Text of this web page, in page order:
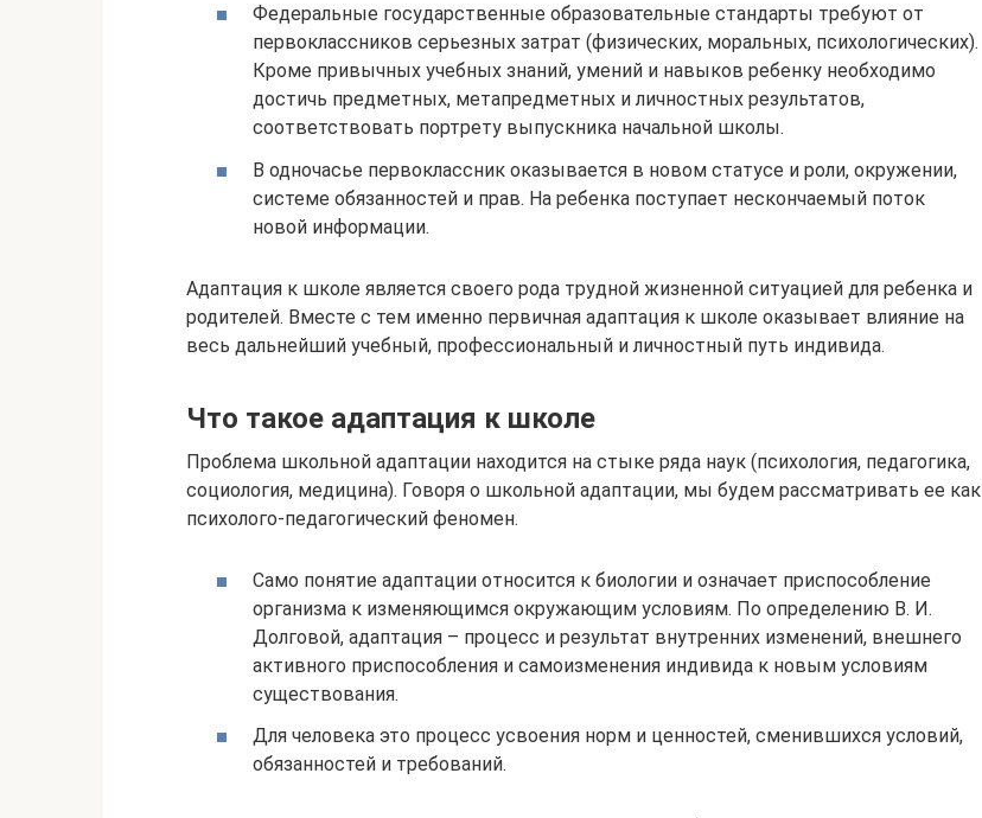
Федеральные государственные образовательные стандарты требуют от
первоклассников серьезных затрат (физических, моральных, психологических).
Кроме привычных учебных знаний, умений и навыков ребенку необходимо
достичь предметных, метапредметных и личностных результатов,
соответствовать портрету выпускника начальной школы.
В одночасье первоклассник оказывается в новом статусе и роли, окружении,
системе обязанностей и прав. На ребенка поступает нескончаемый поток
новой информации.
Адаптация к школе является своего рода трудной жизненной ситуацией для ребенка и
родителей. Вместе с тем именно первичная адаптация к школе оказывает влияние на
весь дальнейший учебный, профессиональный и личностный путь индивида.
Что такое адаптация к школе
Проблема школьной адаптации находится на стыке ряда наук (психология, педагогика,
социология, медицина). Говоря о школьной адаптации, мы будем рассматривать ее как
психолого-педагогический феномен.
Само понятие адаптации относится к биологии и означает приспособление
организма к изменяющимся окружающим условиям. По определению В. И.
Долговой, адаптация – процесс и результат внутренних изменений, внешнего
активного приспособления и самоизменения индивида к новым условиям
существования.
Для человека это процесс усвоения норм и ценностей, сменившихся условий,
обязанностей и требований.